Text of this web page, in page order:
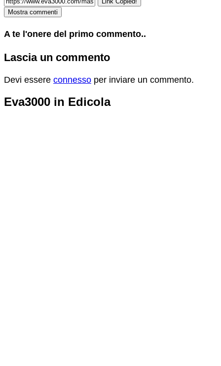
Mostra commenti
A te l'onere del primo commento..
Lascia un commento
Devi essere connesso per inviare un commento.
Eva3000 in Edicola